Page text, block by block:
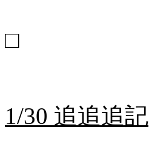
□
1/30 追追追記